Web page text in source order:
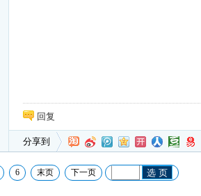
回复
分享到
6 末页 下一页 选 页